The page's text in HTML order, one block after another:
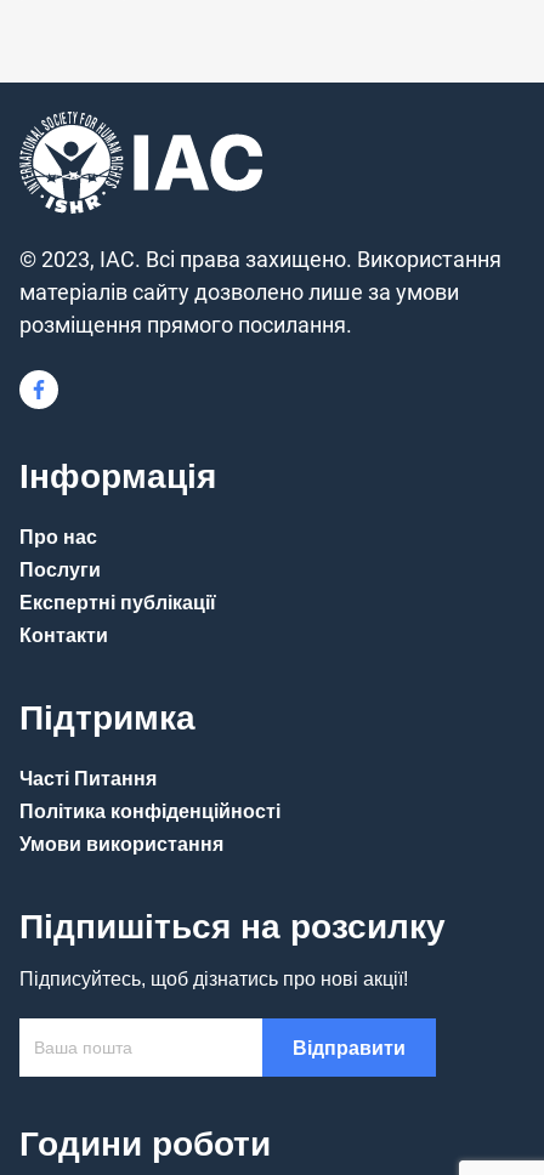
© 2023, IAC. Всі права захищено. Використання
матеріалів сайту дозволено лише за умови
розміщення прямого посилання.
Інформація
Про нас
Послуги
Експертні публікації
Контакти
Підтримка
Часті Питання
Політика конфіденційності
Умови використання
Підпишіться на розсилку
Підписуйтесь, щоб дізнатись про нові акції!
Години роботи